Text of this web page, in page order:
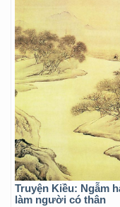
Truyện Kiều: Ngẫm
làm người có thân